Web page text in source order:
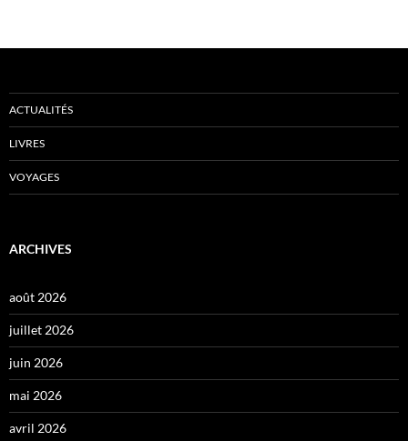
ACTUALITÉS
LIVRES
VOYAGES
ARCHIVES
août 2026
juillet 2026
juin 2026
mai 2026
avril 2026